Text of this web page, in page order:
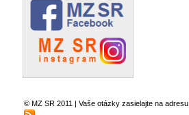
© MZ SR 2011 | Vaše otázky zasielajte na adresu